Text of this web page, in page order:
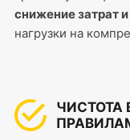
снижение затрат
нагрузки на
ЧИСТОТА